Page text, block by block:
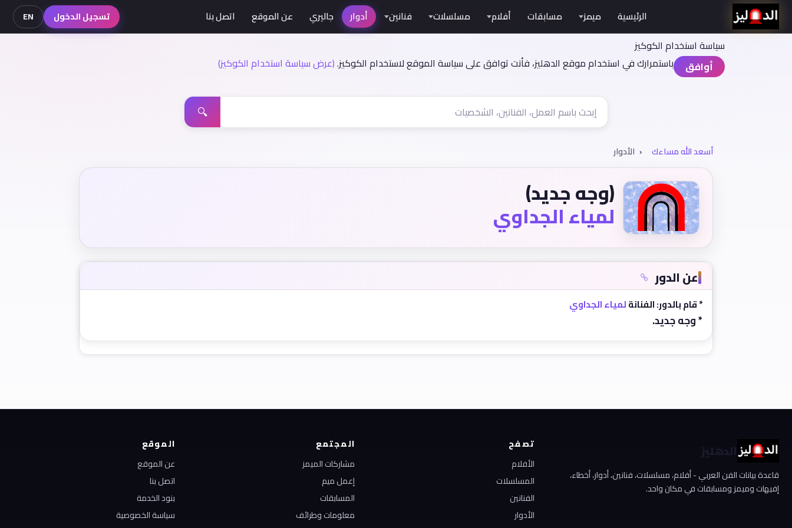
سياسة اسنخدام الكوكيز
أوافق
باستمرارك في استخدام موقع الدهليز، فأنت توافق على سياسة الموقع لاستخدام الكوكيز.(عرض سياسة استخدام الكوكيز)
الرئيسية ميمز مسابقات أفلام مسلسلات فنانين أدوار جاليري عن الموقع اتصل بنا تسجيل الدخول EN
🔍
أسعد الله مساءك الأدوار
(وجه جديد)
لمياء الجداوي
عن الدور
* قام بالدور: الفنانةلمياء الجداوي
* وجه جديد.
الدهليز
قاعدة بيانات الفن العربي - أفلام، مسلسلات، فنانين، أدوار، أخطاء،
إفيهات وميمز ومسابقات في مكان واحد.
تصفح
الأفلام
المسلسلات
الفنانين
الأدوار
المجتمع
مشاركات الميمز
إعمل ميم
المسابقات
معلومات وطرائف
الموقع
عن الموقع
اتصل بنا
بنود الخدمة
سياسة الخصوصية